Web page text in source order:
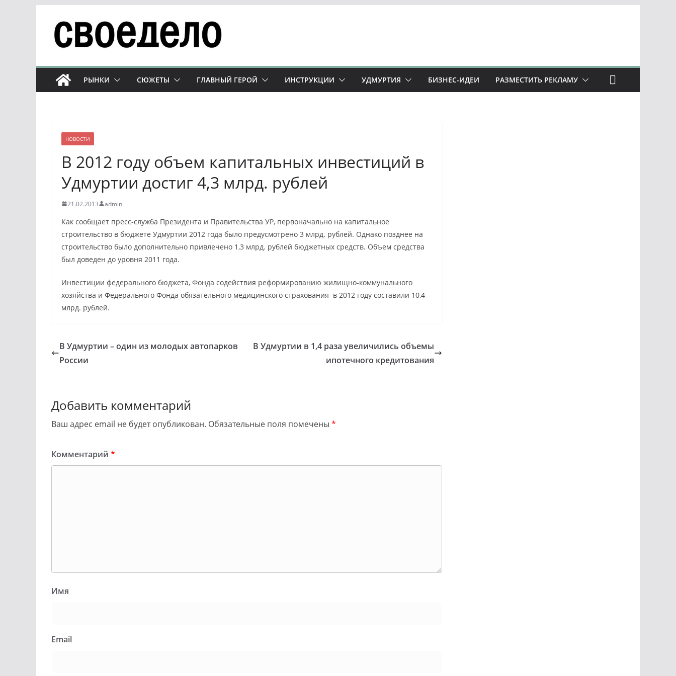
содержимому
РЫНКИ СЮЖЕТЫ ГЛАВНЫЙ ГЕРОЙ ИНСТРУКЦИИ УДМУРТИЯ БИЗНЕС-ИДЕИ РАЗМЕСТИТЬ РЕКЛАМУ
НОВОСТИ
В 2012 году объем капитальных инвестиций в
Удмуртии достиг 4,3 млрд. рублей
21.02.2013 admin
Как сообщает пресс-служба Президента и Правительства УР, первоначально на капитальное
строительство в бюджете Удмуртии 2012 года было предусмотрено 3 млрд. рублей. Однако позднее на
строительство было дополнительно привлечено 1,3 млрд. рублей бюджетных средств. Объем средства
был доведен до уровня 2011 года.
Инвестиции федерального бюджета, Фонда содействия реформированию жилищно-коммунального
хозяйства и Федерального Фонда обязательного медицинского страхования в 2012 году составили 10,4
млрд. рублей.
В Удмуртии – один из молодых автопарков
России
В Удмуртии в 1,4 раза увеличились объемы
ипотечного кредитования
Добавить комментарий
Ваш адрес email не будет опубликован. Обязательные поля помечены *
Комментарий *
Имя
Email